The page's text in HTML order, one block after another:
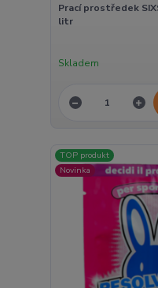
Prací prostředek
litr
Skladem
TOP produkt
Novinka